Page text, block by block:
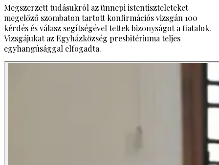
Megszerzett tudásukról az ünnepi istentiszteleteket
megelőző szombaton tartott konfirmációs vizsgán 100
kérdés és válasz segítségével tettek bizonyságot a fiatalok.
Vizsgájukat az Egyházközség presbitériuma teljes
egyhangúsággal elfogadta.